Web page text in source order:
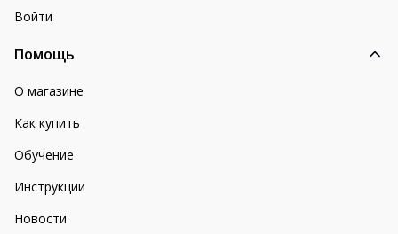
Войти
Помощь
О магазине
Как купить
Обучение
Инструкции
Новости